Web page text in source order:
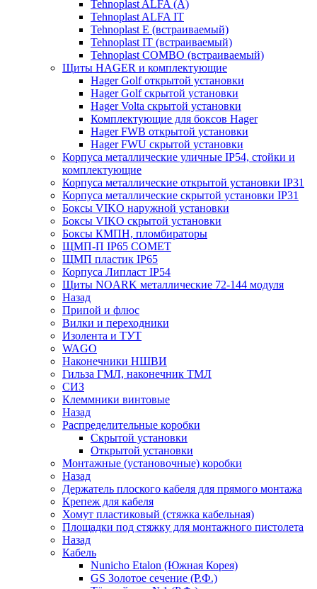
Tehnoplast ALFA (А)
Tehnoplast ALFA IT
Tehnoplast E (встраиваемый)
Tehnoplast IT (встраиваемый)
Tehnoplast COMBO (встраиваемый)
Щиты HAGER и комплектующие
Hager Golf открытой установки
Hager Golf скрытой установки
Hager Volta скрытой установки
Комплектующие для боксов Hager
Hager FWB открытой установки
Hager FWU скрытой установки
Корпуса металлические уличные IP54, стойки и
комплектующие
Корпуса металлические открытой установки IP31
Корпуса металлические скрытой установки IP31
Боксы VIKO наружной установки
Боксы VIKO скрытой установки
Боксы КМПН, пломбираторы
ЩМП-П IP65 COMET
ЩМП пластик IP65
Корпуса Липласт IP54
Щиты NOARK металлические 72-144 модуля
Назад
Припой и флюс
Вилки и переходники
Изолента и ТУТ
WAGO
Наконечники НШВИ
Гильза ГМЛ, наконечник ТМЛ
СИЗ
Клеммники винтовые
Назад
Распределительные коробки
Скрытой установки
Открытой установки
Монтажные (установочные) коробки
Назад
Держатель плоского кабеля для прямого монтажа
Крепеж для кабеля
Хомут пластиковый (стяжка кабельная)
Площадки под стяжку для монтажного пистолета
Назад
Кабель
Nunicho Etalon (Южная Корея)
GS Золотое сечение (Р.Ф.)